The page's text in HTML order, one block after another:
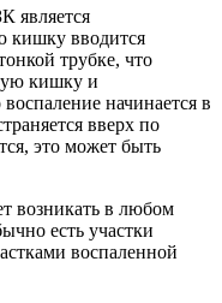
является
кишку вводится
трубке, что
кишку и
начинается в
вверх по
это может быть
возникать в любом
есть участки
воспаленной